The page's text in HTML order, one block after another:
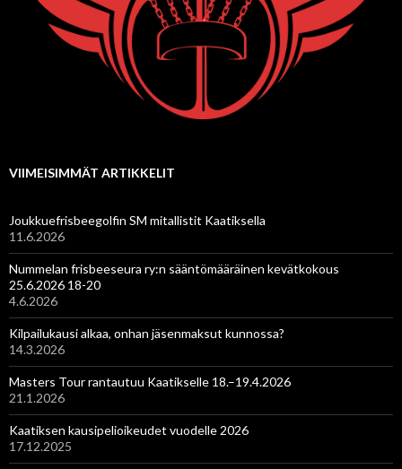
VIIMEISIMMÄT ARTIKKELIT
Joukkuefrisbeegolfin SM mitallistit Kaatiksella
11.6.2026
Nummelan frisbeeseura ry:n sääntömääräinen kevätkokous
25.6.2026 18-20
4.6.2026
Kilpailukausi alkaa, onhan jäsenmaksut kunnossa?
14.3.2026
Masters Tour rantautuu Kaatikselle 18.–19.4.2026
21.1.2026
Kaatiksen kausipelioikeudet vuodelle 2026
17.12.2025